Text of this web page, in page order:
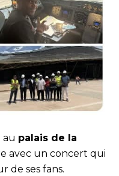
au palais de la
avec un concert qui
de ses fans.